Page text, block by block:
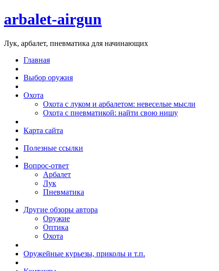
arbalet-airgun
Лук, арбалет, пневматика для начинающих
Главная
Выбор оружия
Охота
Охота с луком и арбалетом: невеселые мысли
Охота с пневматикой: найти свою нишу
Карта сайта
Полезные ссылки
Вопрос-ответ
Арбалет
Лук
Пневматика
Другие обзоры автора
Оружие
Оптика
Охота
Оружейные курьезы, приколы и т.п.